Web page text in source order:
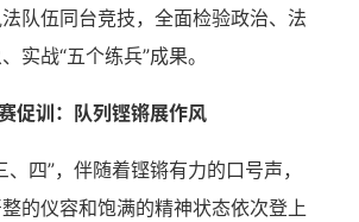
队伍同台竞技，全面检验政治、法
实战“五个练兵”成果。
促训：队列铿锵展作风
、四”，伴随着铿锵有力的口号声，
的仪容和饱满的精神状态依次登上